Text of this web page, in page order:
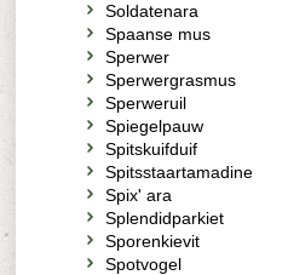
Soldatenara
Spaanse mus
Sperwer
Sperwergrasmus
Sperweruil
Spiegelpauw
Spitskuifduif
Spitsstaartamadine
Spix' ara
Splendidparkiet
Sporenkievit
Spotvogel